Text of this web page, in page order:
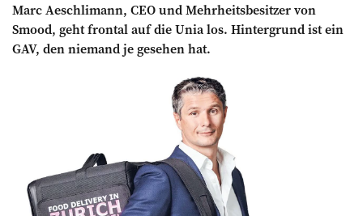
Marc Aeschlimann, CEO und Mehrheitsbesitzer von
Smood, geht frontal auf die Unia los. Hintergrund ist ein
GAV, den niemand je gesehen hat.